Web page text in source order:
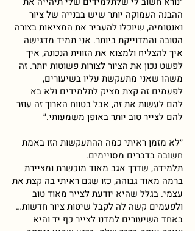
ההבנה העמוקה יותר שיש בבנייה של ציור
ואנטומיה, שיוכלו להעביר את המציאות בצורה
הטובה והמדוייקת ביותר. אני תמיד מדגישה
איך להצליח ולמצוא את הזווית הנכונה, איך
לפשט נכון את הציור לצורות פשוטות יותר. זה
משהו שאני מתעקשת עליו בשיעורים,
לפעמים זה קצת מציק לתלמידים ולא בא
להם לעשות את זה, אבל בטווח הארוך זה עוזר
להם לצייר טוב יותר באופן משמעותי.״
״לא מזמן ראיתי כמה ההתעקשות הזו באמת
חשובה בדברים מסויימים.
תלמידה, שדרך אגב מאוד מוכשרת ומציירת
ברמה מאוד גבוהה, כזו שגם ראיתי בה קצת את
עצמי. בגלל שהיא יודעת לצייר מאוד טוב
ולפעמים קשה לה לקבל שיטות ציור חדשות…
באחד השיעורים למדנו לצייר כף יד והיא